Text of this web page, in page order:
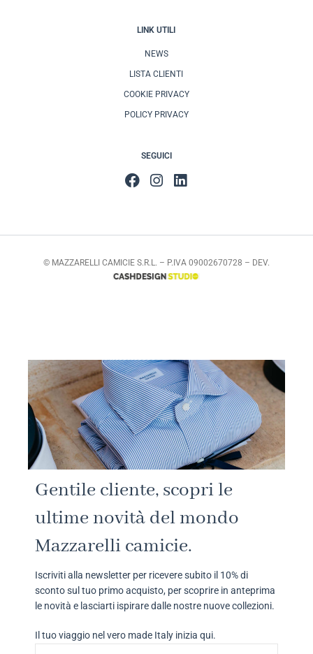
LINK UTILI
NEWS
LISTA CLIENTI
COOKIE PRIVACY
POLICY PRIVACY
SEGUICI
© MAZZARELLI CAMICIE S.R.L. – P.IVA 09002670728 – DEV.
Gentile cliente, scopri le
ultime novità del mondo
Mazzarelli camicie.
Iscriviti alla newsletter per ricevere subito il 10% di
sconto sul tuo primo acquisto, per scoprire in anteprima
le novità e lasciarti ispirare dalle nostre nuove collezioni.
Il tuo viaggio nel vero made Italy inizia qui.